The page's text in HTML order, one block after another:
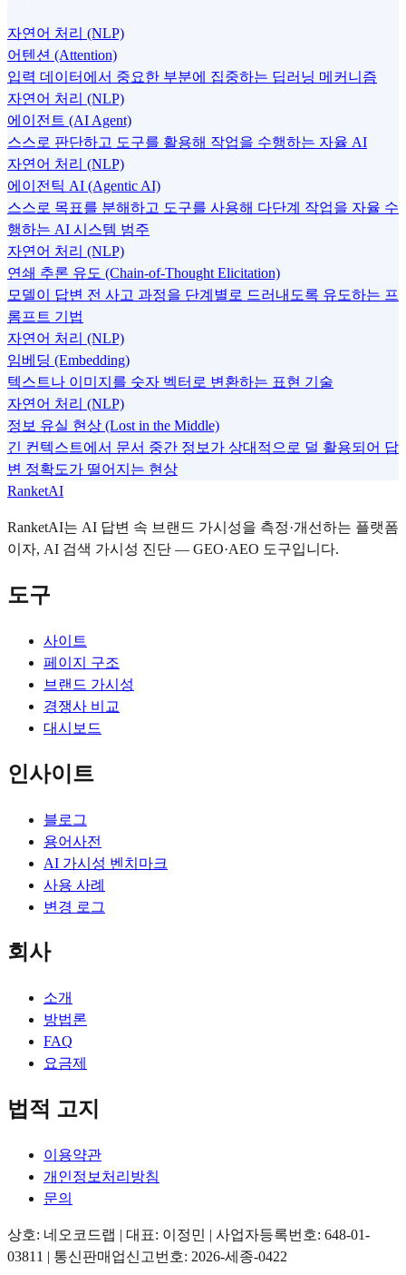
자연어 처리 (NLP)
어텐션 (Attention)
입력 데이터에서 중요한 부분에 집중하는 딥러닝 메커니즘
자연어 처리 (NLP)
에이전트 (AI Agent)
스스로 판단하고 도구를 활용해 작업을 수행하는 자율 AI
자연어 처리 (NLP)
에이전틱 AI (Agentic AI)
스스로 목표를 분해하고 도구를 사용해 다단계 작업을 자율 수
행하는 AI 시스템 범주
자연어 처리 (NLP)
연쇄 추론 유도 (Chain-of-Thought Elicitation)
모델이 답변 전 사고 과정을 단계별로 드러내도록 유도하는 프
롬프트 기법
자연어 처리 (NLP)
임베딩 (Embedding)
텍스트나 이미지를 숫자 벡터로 변환하는 표현 기술
자연어 처리 (NLP)
정보 유실 현상 (Lost in the Middle)
긴 컨텍스트에서 문서 중간 정보가 상대적으로 덜 활용되어 답
변 정확도가 떨어지는 현상
RanketAI
RanketAI는 AI 답변 속 브랜드 가시성을 측정·개선하는 플랫폼
이자, AI 검색 가시성 진단 — GEO·AEO 도구입니다.
도구
사이트
페이지 구조
브랜드 가시성
경쟁사 비교
대시보드
인사이트
블로그
용어사전
AI 가시성 벤치마크
사용 사례
변경 로그
회사
소개
방법론
FAQ
요금제
법적 고지
이용약관
개인정보처리방침
문의
상호: 네오코드랩 | 대표: 이정민 | 사업자등록번호: 648-01-
03811 | 통신판매업신고번호: 2026-세종-0422